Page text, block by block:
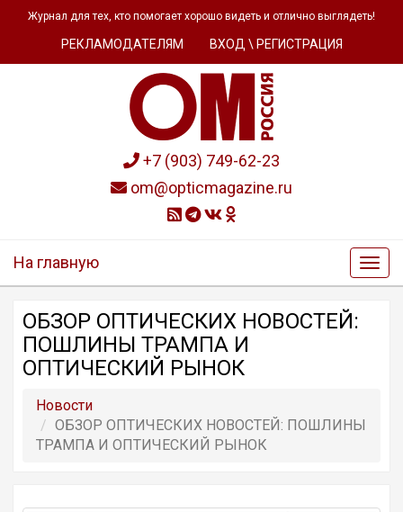
Журнал для тех, кто помогает хорошо видеть и отлично выглядеть!
РЕКЛАМОДАТЕЛЯМ ВХОД \ РЕГИСТРАЦИЯ
+7 (903) 749-62-23
om@opticmagazine.ru
На главную
ОБЗОР OПТИЧЕСКИХ НОВОСТЕЙ:
ПОШЛИНЫ ТРАМПА И
ОПТИЧЕСКИЙ РЫНОК
Новости
ОБЗОР OПТИЧЕСКИХ НОВОСТЕЙ: ПОШЛИНЫ
ТРАМПА И ОПТИЧЕСКИЙ РЫНОК